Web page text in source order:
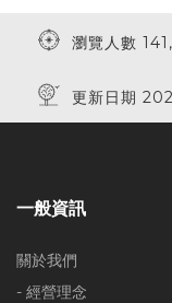
瀏覽人數
更新日期
一般資訊
關於我們
- 經營理念